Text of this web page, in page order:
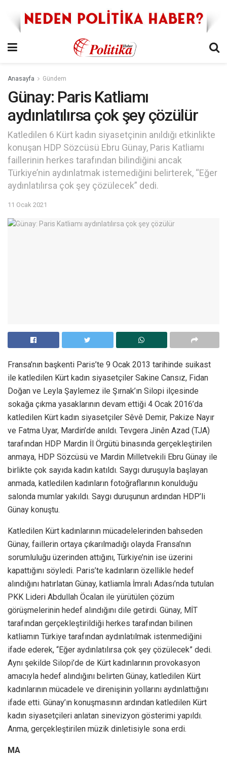
Anasayfa Gündem
Günay: Paris Katliamı
aydınlatılırsa çok şey çözülür
Katledilen 6 Kürt kadın siyasetçinin anıldığı etkinlikte
konuşan HDP Sözcüsü Ebru Günay, Paris Katliamı
faillerinin herkes tarafından bilindiğini ancak
Türkiye’nin aydınlatmak istemediğini belirterek, “Eğer
aydınlatılırsa çok şey çözülecek” dedi.
11 Ocak 2021
Fransa’nın başkenti Paris’te 9 Ocak 2013 tarihinde suikast
ile katledilen Kürt kadın siyasetçiler Sakine Cansız, Fidan
Doğan ve Leyla Şaylemez ile Şırnak’ın Silopi ilçesinde
sokağa çıkma yasaklarının devam ettiği 4 Ocak 2016’da
katledilen Kürt kadın siyasetçiler Sêvê Demir, Pakize Nayır
ve Fatma Uyar, Mardin’de anıldı. Tevgera Jinên Azad (TJA)
tarafından HDP Mardin İl Örgütü binasında gerçekleştirilen
anmaya, HDP Sözcüsü ve Mardin Milletvekili Ebru Günay ile
birlikte çok sayıda kadın katıldı. Saygı duruşuyla başlayan
anmada, katledilen kadınların fotoğraflarının konulduğu
salonda mumlar yakıldı. Saygı duruşunun ardından HDP’li
Günay konuştu.
Katledilen Kürt kadınlarının mücadelelerinden bahseden
Günay, faillerin ortaya çıkarılmadığı olayda Fransa’nın
sorumluluğu üzerinden attığını, Türkiye’nin ise üzerini
kapattığını söyledi. Paris’te kadınların özellikle hedef
alındığını hatırlatan Günay, katliamla İmralı Adası’nda tutulan
PKK Lideri Abdullah Öcalan ile yürütülen çözüm
görüşmelerinin hedef alındığını dile getirdi. Günay, MİT
tarafından gerçekleştirildiği herkes tarafından bilinen
katliamın Türkiye tarafından aydınlatılmak istenmediğini
ifade ederek, “Eğer aydınlatılırsa çok şey çözülecek” dedi.
Aynı şekilde Silopi’de de Kürt kadınlarının provokasyon
amacıyla hedef alındığını belirten Günay, katledilen Kürt
kadınlarının mücadele ve direnişinin yollarını aydınlattığını
ifade etti. Günay’ın konuşmasının ardından katledilen Kürt
kadın siyasetçileri anlatan sinevizyon gösterimi yapıldı.
Anma, gerçekleştirilen müzik dinletisiyle sona erdi.
MA